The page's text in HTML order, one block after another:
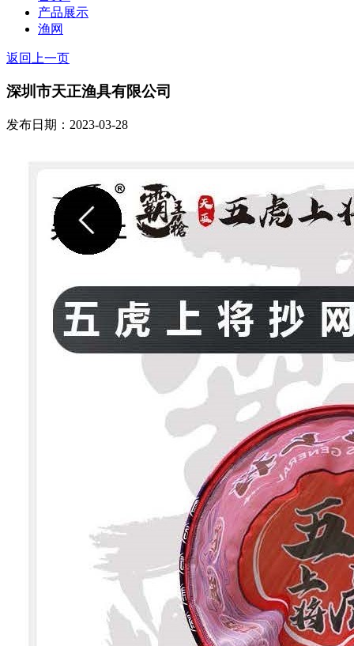
产品展示
渔网
返回上一页
深圳市天正渔具有限公司
发布日期：2023-03-28